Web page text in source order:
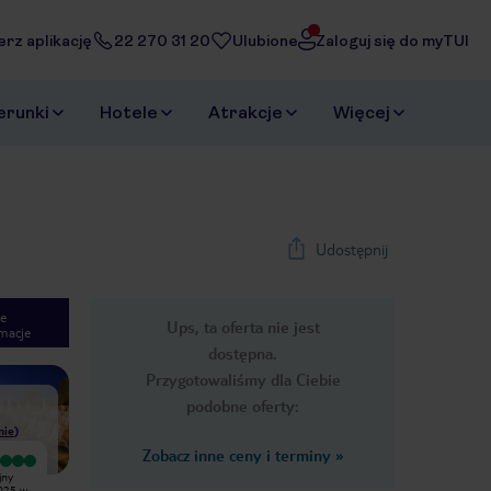
aplikację 22 270 31 20 Ulubione Zaloguj się do myTUI
Hotele Atrakcje Więcej
Udostępnij
Ups, ta oferta nie jest
dostępna.
Przygotowaliśmy dla Ciebie
podobne oferty:
Zobacz inne ceny i terminy »
Next slide
1/30
)
Wyjątkowy